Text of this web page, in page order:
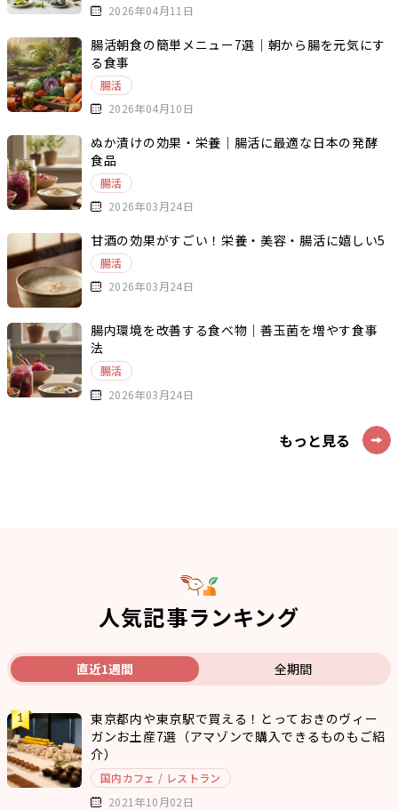
2026年04月11日
腸活朝食の簡単メニュー7選｜朝から腸を元気にす
る食事
腸活
2026年04月10日
ぬか漬けの効果・栄養｜腸活に最適な日本の発酵
食品
腸活
2026年03月24日
甘酒の効果がすごい！栄養・美容・腸活に嬉しい5
つの理由
腸活
2026年03月24日
腸内環境を改善する食べ物｜善玉菌を増やす食事
法
腸活
2026年03月24日
もっと見る
人気記事ランキング
直近1週間 全期間
東京都内や東京駅で買える！とっておきのヴィー
ガンお土産7選（アマゾンで購入できるものもご紹
介）
国内カフェ / レストラン
2021年10月02日